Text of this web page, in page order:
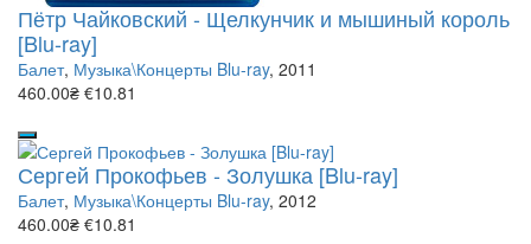
Пётр Чайковский - Щелкунчик и мышиный король
[Blu-ray]
Балет, Музыка\Концерты Blu-ray, 2011
460.00₴ €10.81
Сергей Прокофьев - Золушка [Blu-ray]
Балет, Музыка\Концерты Blu-ray, 2012
460.00₴ €10.81